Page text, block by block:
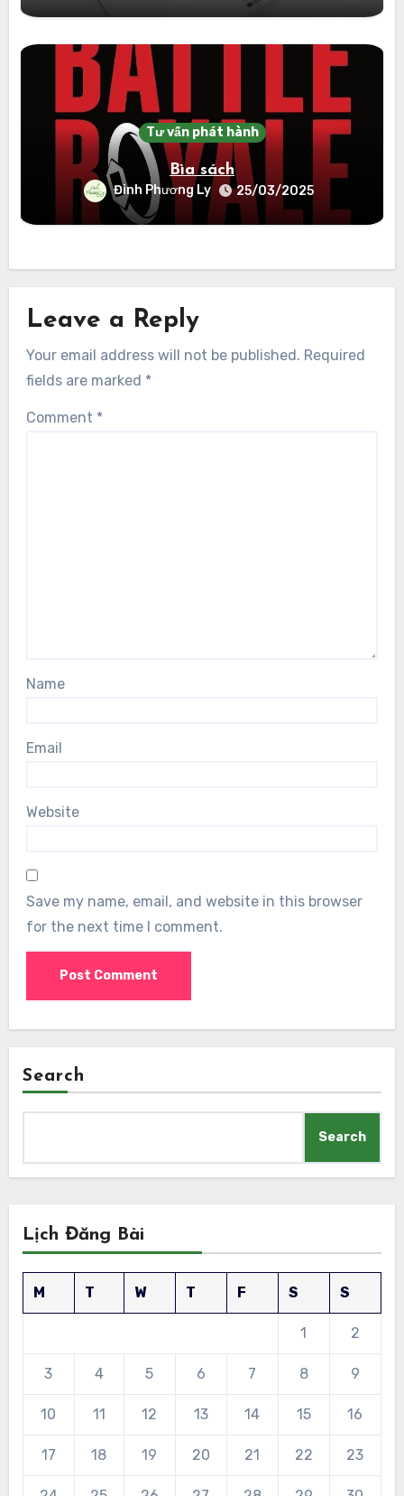
Tư vấn phát hành
Bìa sách
Đinh Phương Ly 25/03/2025
Leave a Reply
Your email address will not be published. Required
fields are marked *
Comment *
Name
Email
Website
Save my name, email, and website in this browser
for the next time I comment.
Search
Search
Lịch Đăng Bài
M T W T F S S
1 2
3 4 5 6 7 8 9
10 11 12 13 14 15 16
17 18 19 20 21 22 23